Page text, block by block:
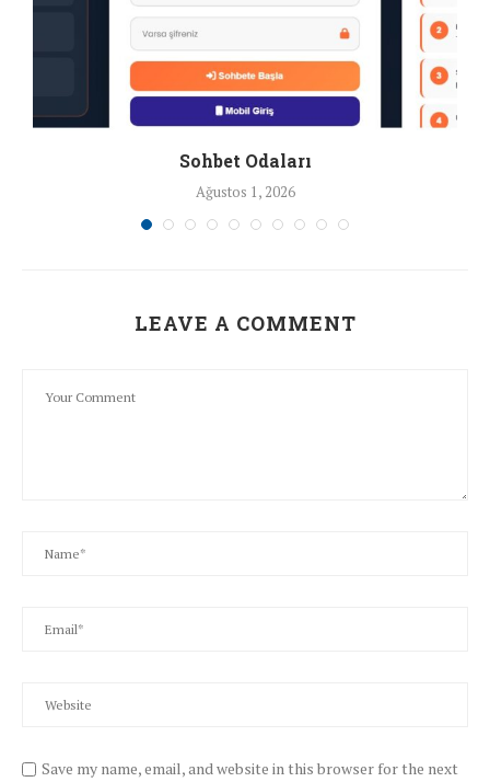
Sohbet Odaları
Ağustos 1, 2026
LEAVE A COMMENT
Save my name, email, and website in this browser for the next